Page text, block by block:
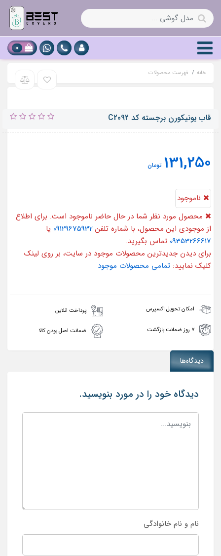
0
خانه فهرست محصولات
قاب یونیکورن برجسته کد C2092
131,250 تومان
ناموجود
محصول مورد نظر شما در حال حاضر ناموجود است. برای اطلاع
از موجودی این محصول، با شماره تلفن 09129675932 یا
09353266617 تماس بگیرید.
برای دیدن جدیدترین محصولات موجود در سایت، بر روی لینک
کلیک نمایید: تمامی محصولات موجود
امکان تحویل اکسپرس پرداخت انلاین
۷ روز ضمانت بازگشت ضمانت اصل بودن کالا
دیدگاه‌ها
دیدگاه خود را در مورد بنویسید.
نام و نام خانوادگی